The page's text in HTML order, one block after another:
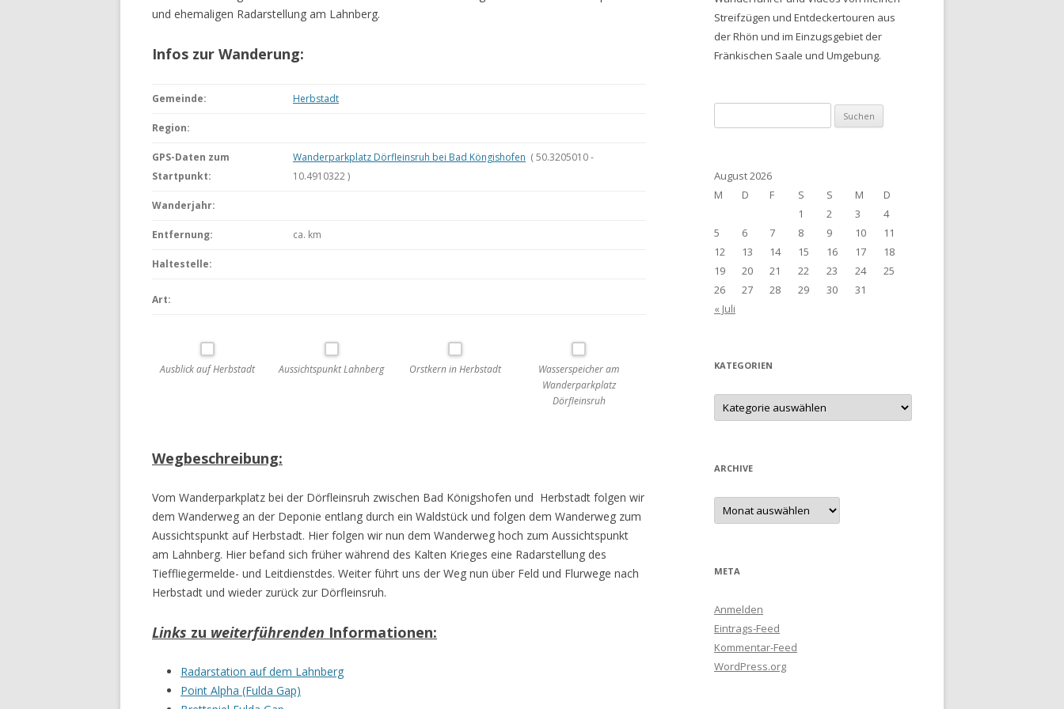
und ehemaligen Radarstellung am Lahnberg.
Infos zur Wanderung:
Gemeinde: Herbstadt
Region:
GPS-Daten zum
Startpunkt:
Wanderparkplatz Dörfleinsruh bei Bad Köngishofen ( 50.3205010 -
10.4910322 )
Wanderjahr:
Entfernung: ca. km
Haltestelle:
Art:
Ausblick auf Herbstadt Aussichtspunkt Lahnberg Orstkern in Herbstadt
Wasserspeicher am
Wanderparkplatz
Dörfleinsruh
Wegbeschreibung:
Vom Wanderparkplatz bei der Dörfleinsruh zwischen Bad Königshofen und Herbstadt folgen wir
dem Wanderweg an der Deponie entlang durch ein Waldstück und folgen dem Wanderweg zum
Aussichtspunkt auf Herbstadt. Hier folgen wir nun dem Wanderweg hoch zum Aussichtspunkt
am Lahnberg. Hier befand sich früher während des Kalten Krieges eine Radarstellung des
Tieffliegermelde- und Leitdienstdes. Weiter führt uns der Weg nun über Feld und Flurwege nach
Herbstadt und wieder zurück zur Dörfleinsruh.
Links zu weiterführenden Informationen:
Radarstation auf dem Lahnberg
Point Alpha (Fulda Gap)
Streifzügen und Entdeckertouren aus
der Rhön und im Einzugsgebiet der
Fränkischen Saale und Umgebung.
nach:
August 2026
M
D F S S M
D
1
2 3
4
5
6 7 8 9 10
11
12
13 14 15 16 17
18
19
20 21 22 23 24
25
26
27 28 29 30
31
« Juli
KATEGORIEN
Kategorien
ARCHIVE
Archive
META
Anmelden
Eintrags-Feed
Kommentar-Feed
WordPress.org